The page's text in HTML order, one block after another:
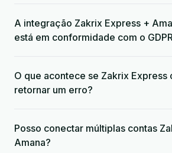
A integração Zakrix Express +
está em conformidade com o
O que acontece se Zakrix Express
retornar um erro?
Posso conectar múltiplas contas
Amana?